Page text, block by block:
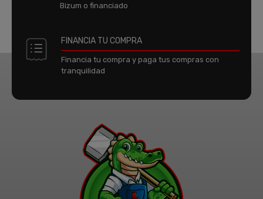
Bizum o financiado
FINANCIA TU COMPRA
Financia tu compra y paga tus compras con
tranquilidad